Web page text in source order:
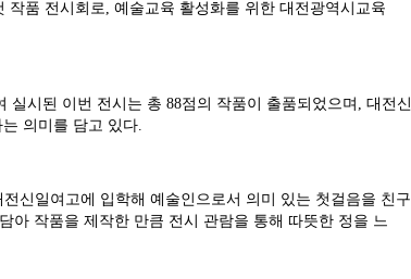
작품 전시회로, 예술교육 활성화를 위한 대전광역시교육
실시된 이번 전시는 총 88점의 작품이 출품되었으며, 대전신
의미를 담고 있다.
신일여고에 입학해 예술인으로서 의미 있는 첫걸음을 친구
아 작품을 제작한 만큼 전시 관람을 통해 따뜻한 정을 느